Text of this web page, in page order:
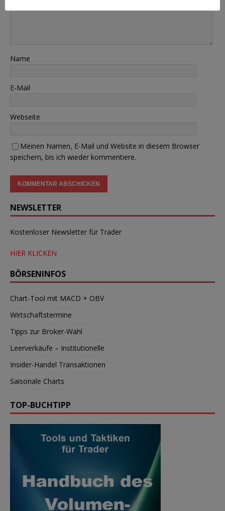
Name
E-Mail
Webseite
Meinen Namen, E-Mail und Website in diesem Browser
speichern, bis ich wieder kommentiere.
NEWSLETTER
Kostenloser Newsletter für Trader
HIER KLICKEN
BÖRSENINFOS
Chart-Tool mit MACD + OBV
Wirtschaftstermine
Tipps zur Broker-Wahl
Leerverkäufe – Institutionelle
Insider-Handel Transaktionen
Saisonale Charts
TOP-BUCHTIPP